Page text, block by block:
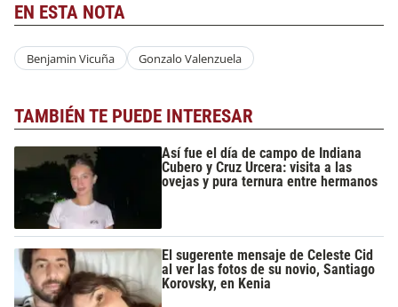
EN ESTA NOTA
Benjamin Vicuña Gonzalo Valenzuela
TAMBIÉN TE PUEDE INTERESAR
Así fue el día de campo de Indiana
Cubero y Cruz Urcera: visita a las
ovejas y pura ternura entre hermanos
El sugerente mensaje de Celeste Cid
al ver las fotos de su novio, Santiago
Korovsky, en Kenia